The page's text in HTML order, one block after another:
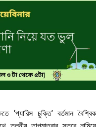
‘প্যারিস চুক্তি’ বর্তমান বৈশ্বিক